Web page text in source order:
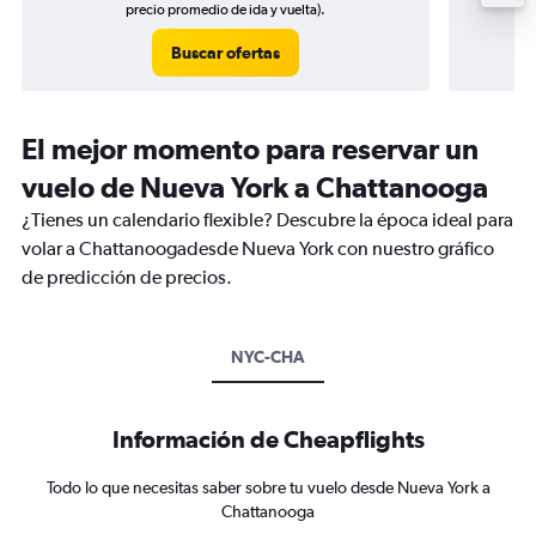
precio promedio de ida y vuelta).
Buscar ofertas
El mejor momento para reservar un
vuelo de Nueva York a Chattanooga
¿Tienes un calendario flexible? Descubre la época ideal para
volar a Chattanoogadesde Nueva York con nuestro gráfico
de predicción de precios.
NYC-CHA
Información de Cheapflights
Todo lo que necesitas saber sobre tu vuelo desde Nueva York a
Chattanooga